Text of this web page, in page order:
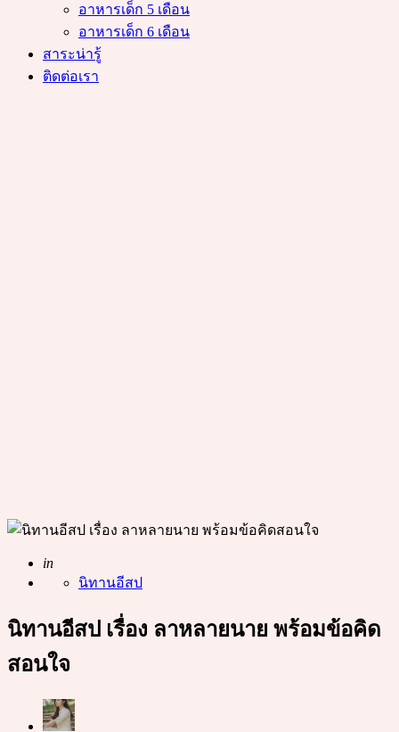
อาหารเด็ก 5 เดือน
อาหารเด็ก 6 เดือน
สาระน่ารู้
ติดต่อเรา
Posted
in
นิทานอีสป
นิทานอีสป เรื่อง ลาหลายนาย พร้อมข้อคิด
สอนใจ